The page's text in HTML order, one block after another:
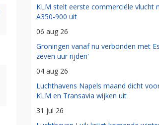
KLM stelt eerste commerciële vlucht
A350-900 uit
06 aug 26
Groningen vanaf nu verbonden met
zeven uur rijden'
04 aug 26
Luchthavens Napels maand dicht
KLM en Transavia wijken uit
31 jul 26